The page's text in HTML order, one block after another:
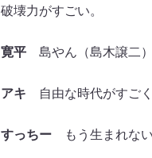
破壊力がすごい。
寛平島やん（島木譲二）
アキ 自由な時代がすごく
すっちーもう生まれない